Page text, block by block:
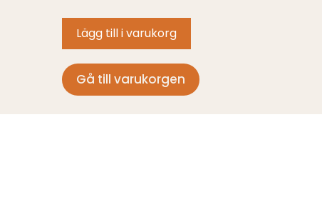
Lägg till i varukorg
Gå till varukorgen